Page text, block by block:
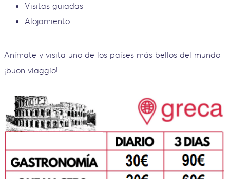
Visitas guiadas
Alojamiento
Anímate y visita uno de los países más bellos del mundo
¡buon viaggio!